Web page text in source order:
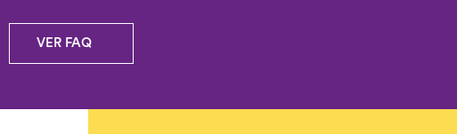
VER FAQ